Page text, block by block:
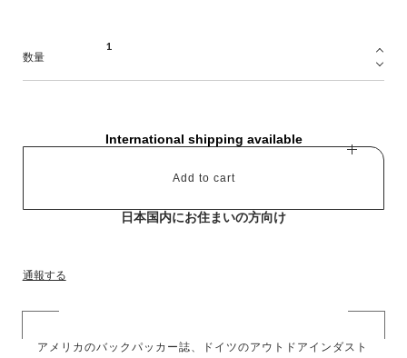
数量
International shipping available
Add to cart
日本国内にお住まいの方向け
通報する
アメリカのバックパッカー誌、ドイツのアウトドアインダスト